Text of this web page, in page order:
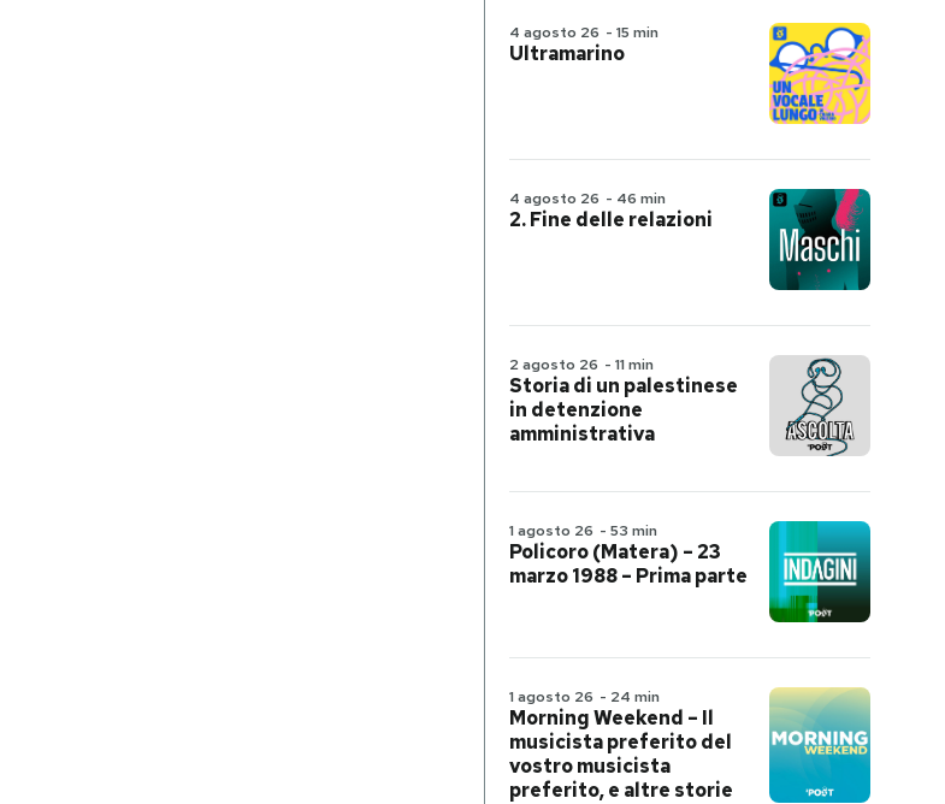
4 agosto 26 - 15 min
Ultramarino
4 agosto 26 - 46 min
2. Fine delle relazioni
2 agosto 26 - 11 min
Storia di un palestinese
in detenzione
amministrativa
1 agosto 26 - 53 min
Policoro (Matera) – 23
marzo 1988 – Prima parte
1 agosto 26 - 24 min
Morning Weekend – Il
musicista preferito del
vostro musicista
preferito, e altre storie